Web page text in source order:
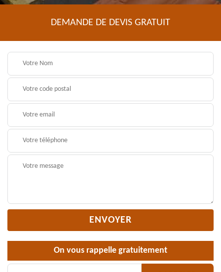
DEMANDE DE DEVIS GRATUIT
On vous rappelle gratuitement